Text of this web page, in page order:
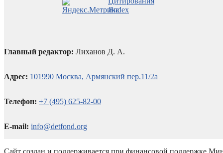
Главный редактор: Лиханов Д. А.
Адрес: 101990 Москва, Армянский пер.11/2а
Телефон: +7 (495) 625-82-00
E-mail: info@detfond.org
Сайт создан и поддерживается при финансовой поддержке